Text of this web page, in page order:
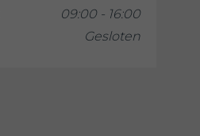
09:00 - 16:00
Gesloten